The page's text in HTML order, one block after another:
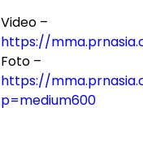
Video –
https://
Foto –
https://
p=medium600